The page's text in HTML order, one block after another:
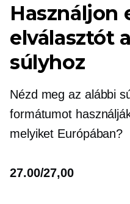
Használjon
elválasztót
súlyhoz
Nézd meg az alábbi
formátumot
melyiket Európában?
27.00/27,00